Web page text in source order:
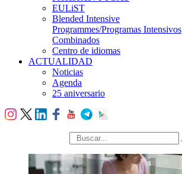
EULiST
Blended Intensive
Programmes/Programas Intensivos
Combinados
Centro de idiomas
ACTUALIDAD
Noticias
Agenda
25 aniversario
búsqueda